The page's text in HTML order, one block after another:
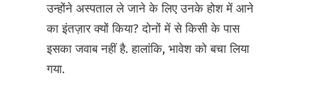
उन्होंने अस्पताल ले जाने के लिए उनके होश में आने
का इंतज़ार क्यों किया? दोनों में से किसी के पास
इसका जवाब नहीं है. हालांकि, भावेश को बचा लिया
गया.